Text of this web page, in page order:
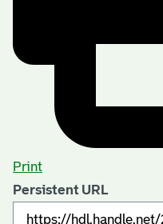
Print
Persistent URL